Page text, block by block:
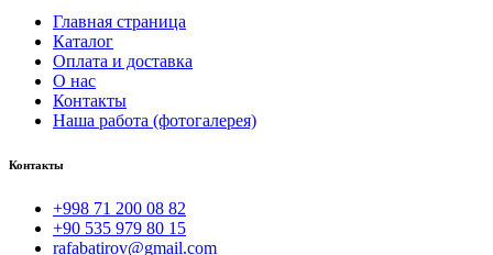
Главная страница
Каталог
Оплата и доставка
О нас
Контакты
Наша работа (фотогалерея)
Контакты
+998 71 200 08 82
+90 535 979 80 15
rafabatirov@gmail.com